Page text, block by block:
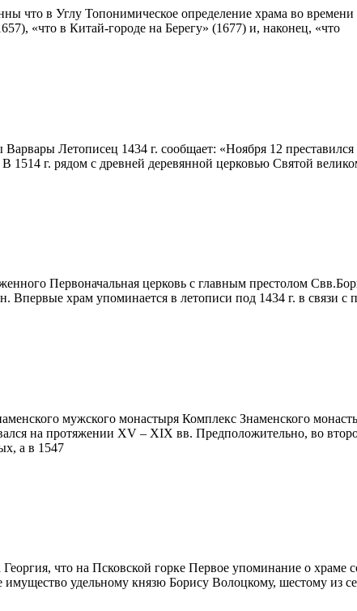
что в Углу Топонимическое определение храма во
«что в Китай-городе на Берегу» (1677) и, наконец, «что
Летописец 1434 г. сообщает: «Ноября 12
1514 г. рядом с древней деревянной церковью Святой
Первоначальная церковь с главным престолом
Впервые храм упоминается в летописи под 1434 г. в связи с
мужского монастыря Комплекс Знаменского
на протяжении XV – XIX вв. Предположительно, во
а в 1547
что на Псковской горке Первое упоминание о
имущество удельному князю Борису Волоцкому, шестому из